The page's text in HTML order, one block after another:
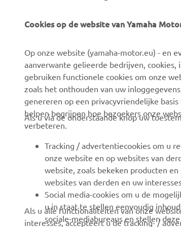
CORPORATE
Over ons
Evenementen
Press
Careers
Dealer worden
Mensenrechtenbeleid
Basisbeleid duurzaamheid
Klokkenluiderskanaal
VOOR
eBike
Autoriteiten
Golfbanen
Eerste
Robotics
Technische
voor
dealers
Yamalube
Cookies op de website van Yamaha
Op onze website (yamaha-motor.eu) - en
aanverwante gelieerde bedrijven, cookies,
gebruiken functionele cookies om onze
zoals het onthouden van uw
genereren op een privacyvriendelijke
helpen begrijpen hoe bezoekers onze
verbeteren.
Als u via de onderstaande knop uw
Tracking / advertentiecookies om u
onze website en op websites van
website, zoals bekeken producten
websites van derden en uw
Social media-cookies om u de
u in staat te stellen eenvoudig
sociale-mediabureaus en stellen
Als u alle functionaliteiten van onze
interesses, accepteert u de tracking- /